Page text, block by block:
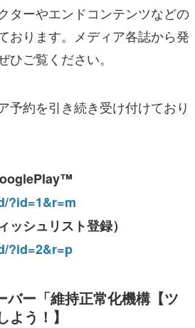
ターやエンドコンテンツなどの
おります。メディア各誌から発
ご覧ください。
予約を引き続き受け付けており
?id=1&r=m
シュリスト登録）
?id=2&r=p
バー「維持正常化機構【ツ
う！】